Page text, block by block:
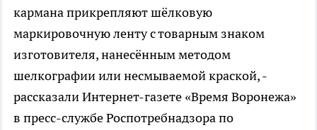
кармана прикрепляют шёлковую
маркировочную ленту с товарным знаком
изготовителя, нанесённым методом
шелкографии или несмываемой краской, -
рассказали Интернет-газете «Время Воронежа»
в пресс-службе Роспотребнадзора по